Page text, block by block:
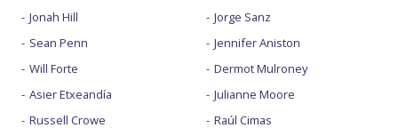
Jonah Hill
Sean Penn
Will Forte
Asier Etxeandía
Russell Crowe
Jorge Sanz
Jennifer Aniston
Dermot Mulroney
Julianne Moore
Raúl Cimas